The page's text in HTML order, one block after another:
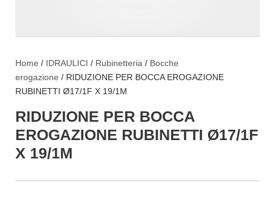
Home / IDRAULICI / Rubinetteria / Bocche
erogazione / RIDUZIONE PER BOCCA EROGAZIONE
RUBINETTI Ø17/1F X 19/1M
RIDUZIONE PER BOCCA
EROGAZIONE RUBINETTI Ø17/1F
X 19/1M